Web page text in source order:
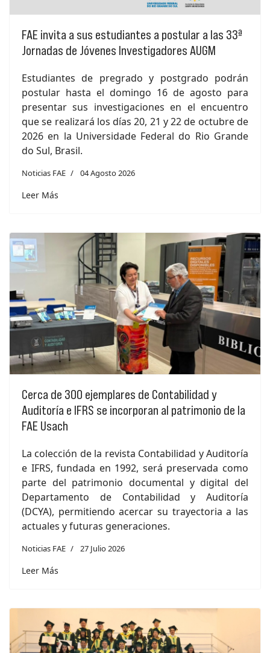
FAE invita a sus estudiantes a postular a las 33ª
Jornadas de Jóvenes Investigadores AUGM
Estudiantes de pregrado y postgrado podrán
postular hasta el domingo 16 de agosto para
presentar sus investigaciones en el encuentro
que se realizará los días 20, 21 y 22 de octubre de
2026 en la Universidade Federal do Rio Grande
do Sul, Brasil.
Noticias FAE 04 Agosto 2026
Leer Más
Cerca de 300 ejemplares de Contabilidad y
Auditoría e IFRS se incorporan al patrimonio de la
FAE Usach
La colección de la revista Contabilidad y Auditoría
e IFRS, fundada en 1992, será preservada como
parte del patrimonio documental y digital del
Departamento de Contabilidad y Auditoría
(DCYA), permitiendo acercar su trayectoria a las
actuales y futuras generaciones.
Noticias FAE 27 Julio 2026
Leer Más